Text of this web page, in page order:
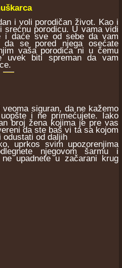
i voli porodičan život. Kao i
porodicu. U vama vidi
i daće sve od sebe da vam
se pored njega osećate
vaša porodica ni u čemu
uvek biti spreman da vam
siguran, da ne kažemo
i ne primećujete. Iako
broj žena kojima je pre vas
da ste baš vi ta sa kojom
odustati od daljih
uprkos svim upozorenjima
njegovom šarmu i
upadnete u začarani krug